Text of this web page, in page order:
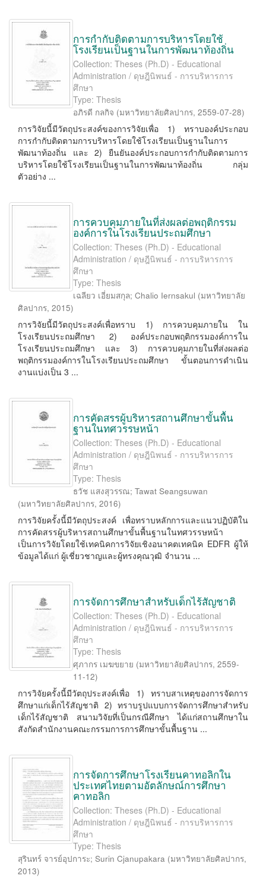
การกำกับติดตามการบริหารโดยใช้
โรงเรียนเป็นฐานในการพัฒนาท้องถิ่น
Collection: Theses (Ph.D) - Educational
Administration / ดุษฎีนิพนธ์ - การบริหารการ
ศึกษา
Type: Thesis
อภิรดี กลกิจ (มหาวิทยาลัยศิลปากร, 2559-07-28)
การวิจัยนี้มีวัตถุประสงค์ของการวิจัยเพื่อ 1) ทราบองค์ประกอบ
การกำกับติดตามการบริหารโดยใช้โรงเรียนเป็นฐานในการ
พัฒนาท้องถิ่น และ 2) ยืนยันองค์ประกอบการกำกับติดตามการ
บริหารโดยใช้โรงเรียนเป็นฐานในการพัฒนาท้องถิ่น กลุ่ม
ตัวอย่าง ...
การควบคุมภายในที่ส่งผลต่อพฤติกรรม
องค์การในโรงเรียนประถมศึกษา
Collection: Theses (Ph.D) - Educational
Administration / ดุษฎีนิพนธ์ - การบริหารการ
ศึกษา
Type: Thesis
เฉลียว เอี่ยมสกุล; Chalio Iernsakul (มหาวิทยาลัย
ศิลปากร, 2015)
การวิจัยนี้มีวัตถุประสงค์เพื่อทราบ 1) การควบคุมภายใน ใน
โรงเรียนประถมศึกษา 2) องค์ประกอบพฤติกรรมองค์การใน
โรงเรียนประถมศึกษา และ 3) การควบคุมภายในที่ส่งผลต่อ
พฤติกรรมองค์การในโรงเรียนประถมศึกษา ขั้นตอนการดำเนิน
งานแบ่งเป็น 3 ...
การคัดสรรผู้บริหารสถานศึกษาขั้นพื้น
ฐานในทศวรรษหน้า
Collection: Theses (Ph.D) - Educational
Administration / ดุษฎีนิพนธ์ - การบริหารการ
ศึกษา
Type: Thesis
ธวัช แสงสุวรรณ; Tawat Seangsuwan
(มหาวิทยาลัยศิลปากร, 2016)
การวิจัยครั้งนี้มีวัตถุประสงค์ เพื่อทราบหลักการและแนวปฏิบัติใน
การคัดสรรผู้บริหารสถานศึกษาขั้นพื้นฐานในทศวรรษหน้า
เป็นการวิจัยโดยใช้เทคนิคการวิจัยเชิงอนาคตเทคนิค EDFR ผู้ให้
ข้อมูลได้แก่ ผู้เชี่ยวชาญและผู้ทรงคุณวุฒิ จำนวน ...
การจัดการศึกษาสำหรับเด็กไร้สัญชาติ
Collection: Theses (Ph.D) - Educational
Administration / ดุษฎีนิพนธ์ - การบริหารการ
ศึกษา
Type: Thesis
ศุภากร เมฆขยาย (มหาวิทยาลัยศิลปากร, 2559-
11-12)
การวิจัยครั้งนี้มีวัตถุประสงค์เพื่อ 1) ทราบสาเหตุของการจัดการ
ศึกษาแก่เด็กไร้สัญชาติ 2) ทราบรูปแบบการจัดการศึกษาสำหรับ
เด็กไร้สัญชาติ สนามวิจัยที่เป็นกรณีศึกษา ได้แก่สถานศึกษาใน
สังกัดสำนักงานคณะกรรมการการศึกษาขั้นพื้นฐาน ...
การจัดการศึกษาโรงเรียนคาทอลิกใน
ประเทศไทยตามอัตลักษณ์การศึกษา
คาทอลิก
Collection: Theses (Ph.D) - Educational
Administration / ดุษฎีนิพนธ์ - การบริหารการ
ศึกษา
Type: Thesis
สุรินทร์ จารย์อุปการะ; Surin Cjanupakara (มหาวิทยาลัยศิลปากร,
2013)